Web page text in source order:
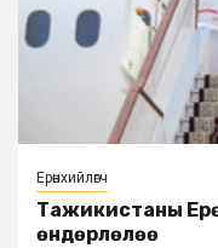
Ерөнхийлөгч
Тажикистаны
өндөрлөлөө